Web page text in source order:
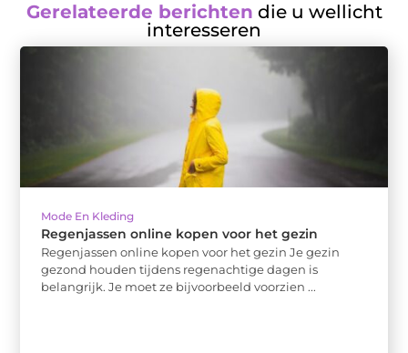
Gerelateerde berichten die u wellicht
interesseren
Mode En Kleding
Regenjassen online kopen voor het gezin
Regenjassen online kopen voor het gezin Je gezin
gezond houden tijdens regenachtige dagen is
belangrijk. Je moet ze bijvoorbeeld voorzien ...